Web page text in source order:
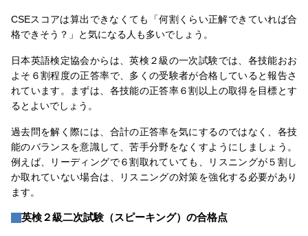
CSEスコアは算出できなくても「何割くらい正解できていれば合
格できそう？」と気になる人も多いでしょう。
日本英語検定協会からは、英検２級の一次試験では、各技能おお
よそ６割程度の正答率で、多くの受験者が合格していると報告さ
れています。まずは、各技能の正答率６割以上の取得を目標とす
るとよいでしょう。
過去問を解く際には、合計の正答率を気にするのではなく、各技
能のバランスを意識して、苦手分野をなくすようにしましょう。
例えば、リーディングで６割取れていても、リスニングが５割し
か取れていない場合は、リスニングの対策を強化する必要があり
ます。
英検２級二次試験（スピーキング）の合格点